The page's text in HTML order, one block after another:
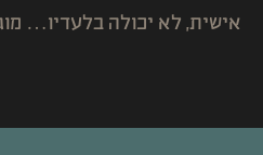
אישית, לא יכולה בלעדיו… מוגש